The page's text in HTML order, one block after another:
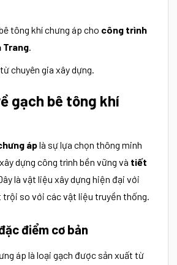
tông khí chưng áp cho công trình
Trang.
chuyên gia xây dựng.
gạch bê tông khí
áplà sự lựa chọn thông minh
dựng công trình bền vững và tiết
là vật liệu xây dựng hiện đại với
so với các vật liệu truyền thống.
điểm cơ bản
áp là loại gạch được sản xuất từ